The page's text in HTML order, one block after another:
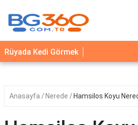
YEMEK
TARİFLERİ
Rüyada Kedi Görmek
Anasayfa Nerede Hamsilos Koyu